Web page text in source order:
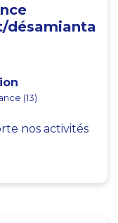
désamianta
(13)
nos activités